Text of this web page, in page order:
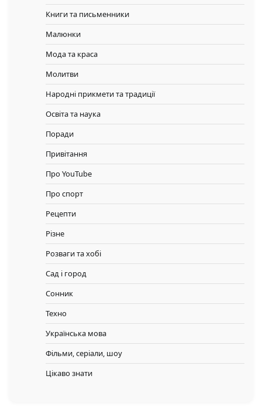
Книги та письменники
Малюнки
Мода та краса
Молитви
Народні прикмети та традиції
Освіта та наука
Поради
Привітання
Про YouTube
Про спорт
Рецепти
Різне
Розваги та хобі
Сад і город
Сонник
Техно
Українська мова
Фільми, серіали, шоу
Цікаво знати